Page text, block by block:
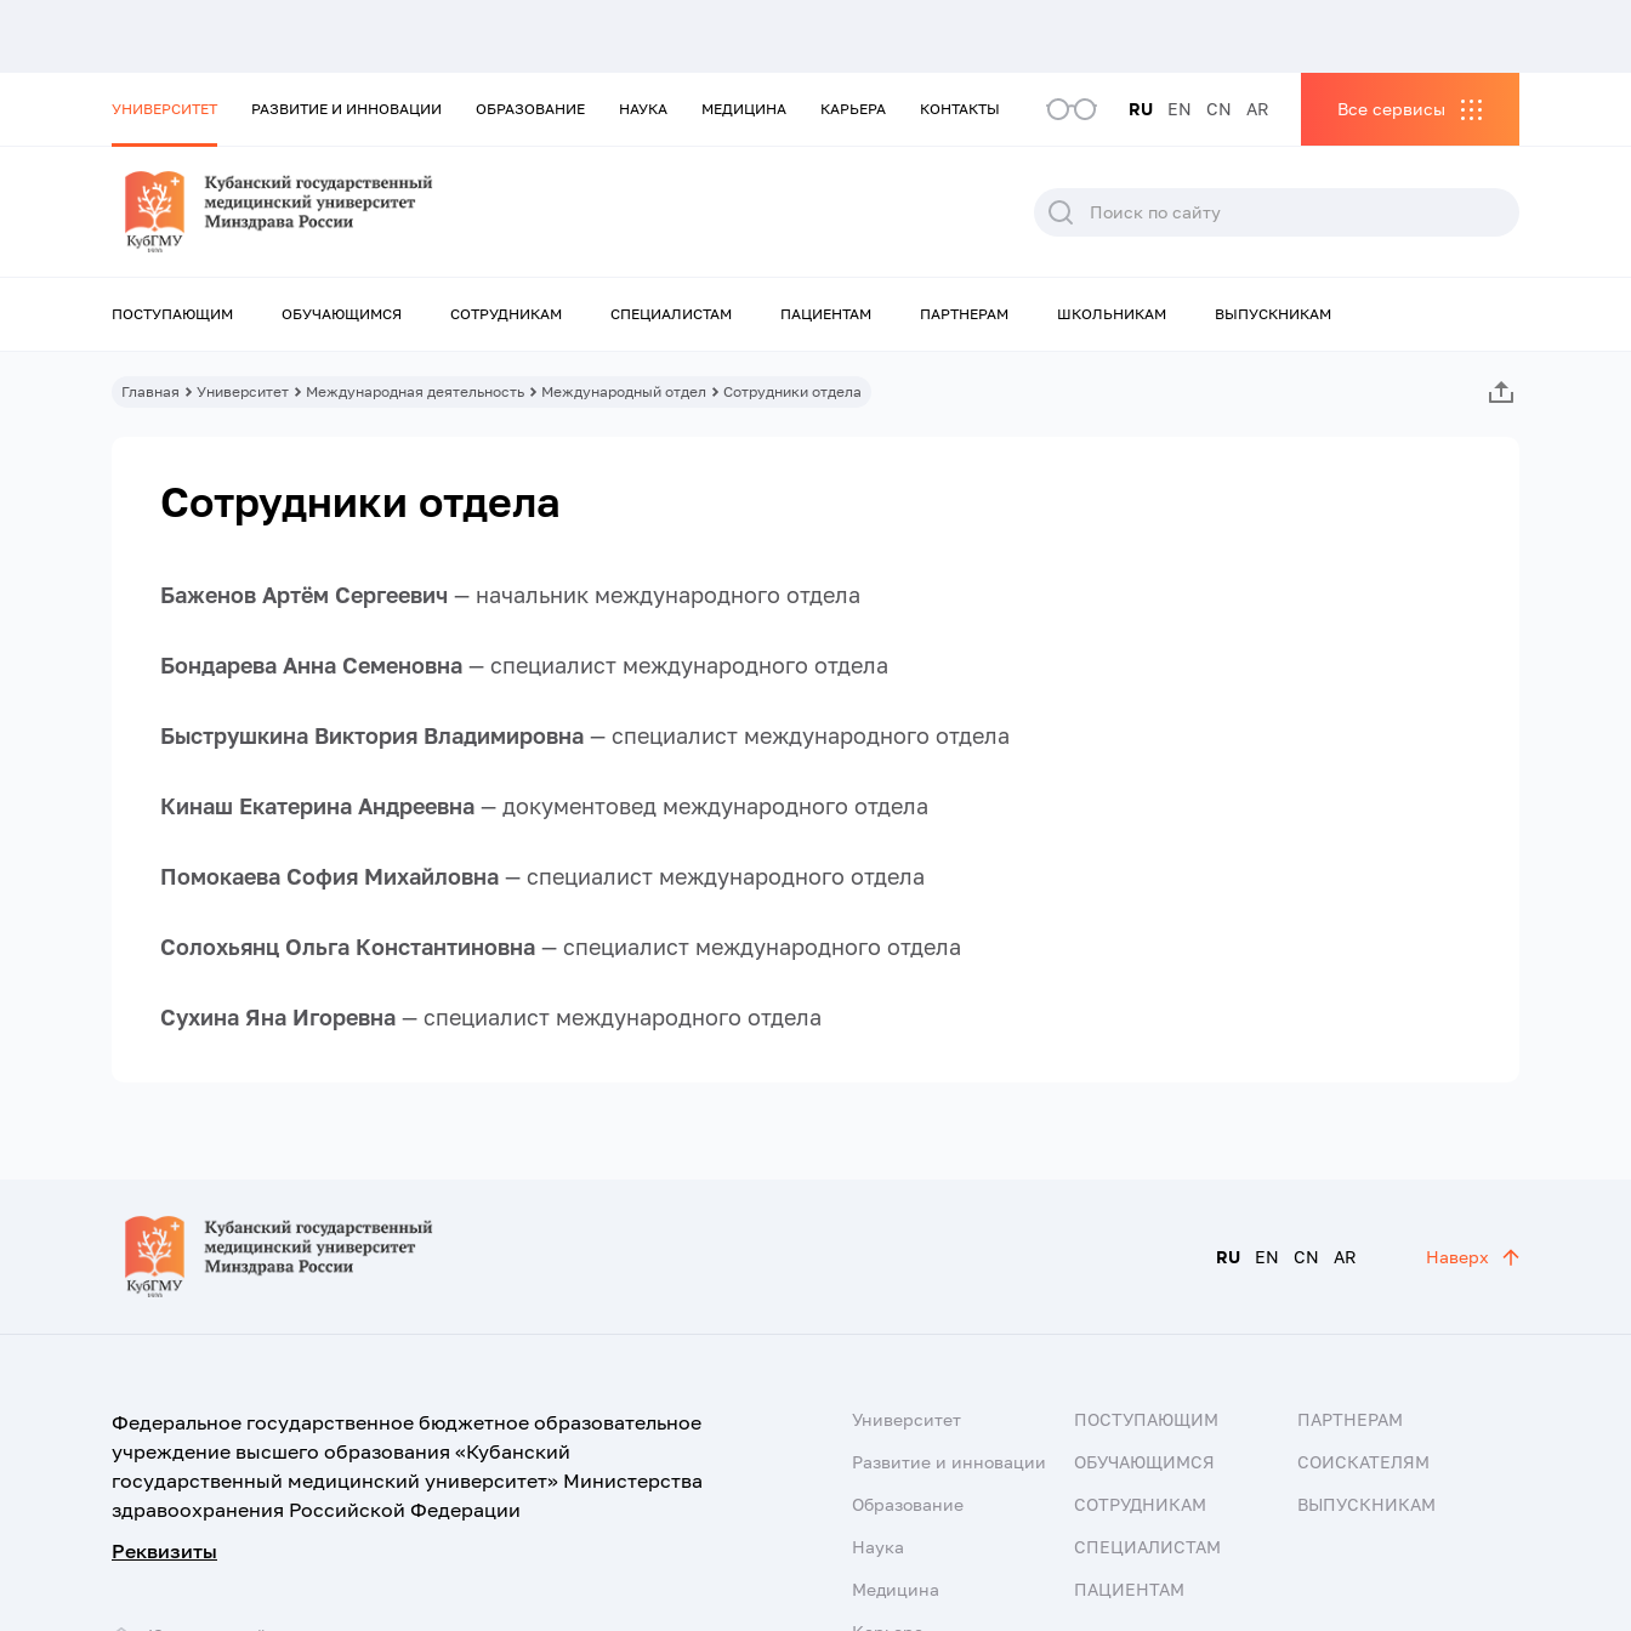
УНИВЕРСИТЕТ РАЗВИТИЕ И ИННОВАЦИИ ОБРАЗОВАНИЕ НАУКА МЕДИЦИНА КАРЬЕРА КОНТАКТЫ RU EN CN AR Все сервисы
ПОСТУПАЮЩИМ ОБУЧАЮЩИМСЯ СОТРУДНИКАМ СПЕЦИАЛИСТАМ ПАЦИЕНТАМ ПАРТНЕРАМ ШКОЛЬНИКАМ ВЫПУСКНИКАМ
Главная Университет Международная деятельность Международный отдел Сотрудники отдела
Сотрудники отдела
Баженов Артём Сергеевич — начальник международного отдела
Бондарева Анна Семеновна — специалист международного отдела
Быструшкина Виктория Владимировна — специалист международного отдела
Кинаш Екатерина Андреевна — документовед международного отдела
Помокаева София Михайловна — специалист международного отдела
Солохьянц Ольга Константиновна — специалист международного отдела
Сухина Яна Игоревна — специалист международного отдела
RU EN CN AR Наверх
Федеральное государственное бюджетное образовательное
учреждение высшего образования «Кубанский
государственный медицинский университет» Министерства
здравоохранения Российской Федерации
Реквизиты
Университет
Развитие и инновации
Образование
Наука
Медицина
ПОСТУПАЮЩИМ
ОБУЧАЮЩИМСЯ
СОТРУДНИКАМ
СПЕЦИАЛИСТАМ
ПАЦИЕНТАМ
ПАРТНЕРАМ
СОИСКАТЕЛЯМ
ВЫПУСКНИКАМ